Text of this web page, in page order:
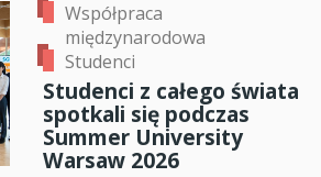
Współpraca
międzynarodowa
Studenci
Studenci z całego świata
spotkali się podczas
Summer University
Warsaw 2026